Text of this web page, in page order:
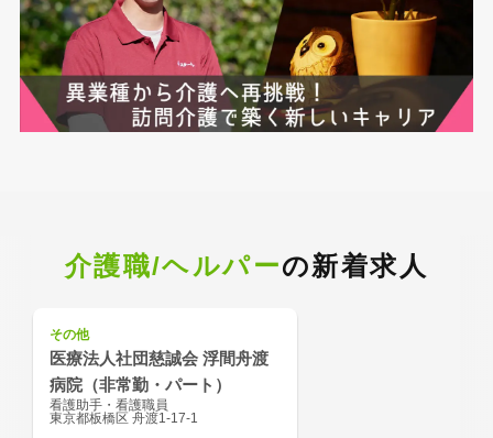
介護職/ヘルパーの新着求人
その他
医療法人社団慈誠会 浮間舟渡
病院（非常勤・パート）
看護助手・看護職員
東京都板橋区 舟渡1-17-1